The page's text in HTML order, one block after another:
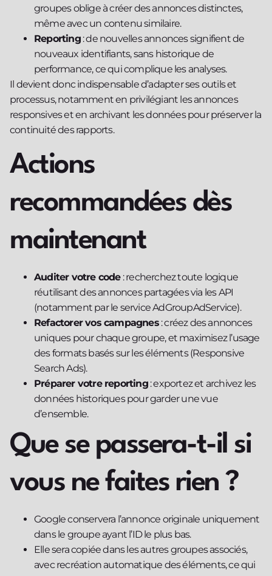
groupes oblige à créer des annonces distinctes,
même avec un contenu similaire.
Reporting: de nouvelles annonces signifient de
nouveaux identifiants, sans historique de
performance, ce qui complique les analyses.
Il devient donc indispensable d’adapter ses outils et
processus, notamment en privilégiant les annonces
responsives et en archivant les données pour préserver la
continuité des rapports.
Actions
recommandées dès
maintenant
Auditer votre code: recherchez toute logique
réutilisant des annonces partagées via les API
(notamment par le service AdGroupAdService).
Refactorer vos campagnes: créez des annonces
uniques pour chaque groupe, et maximisez l’usage
des formats basés sur les éléments (Responsive
Search Ads).
Préparer votre reporting: exportez et archivez les
données historiques pour garder une vue
d’ensemble.
Que se passera-t-il si
vous ne faites rien ?
Google conservera l’annonce originale uniquement
dans le groupe ayant l’ID le plus bas.
Elle sera copiée dans les autres groupes associés,
avec recréation automatique des éléments, ce qui